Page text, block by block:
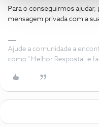
Para o conseguirmos
mensagem privada com a
Ajude a comunidade a
como "Melhor Resposta" e